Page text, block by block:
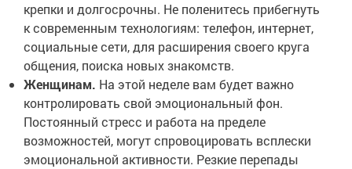
крепки и долгосрочны. Не поленитесь прибегнуть
к современным технологиям: телефон, интернет,
социальные сети, для расширения своего круга
общения, поиска новых знакомств.
Женщинам. На этой неделе вам будет важно
контролировать свой эмоциональный фон.
Постоянный стресс и работа на пределе
возможностей, могут спровоцировать всплески
эмоциональной активности. Резкие перепады